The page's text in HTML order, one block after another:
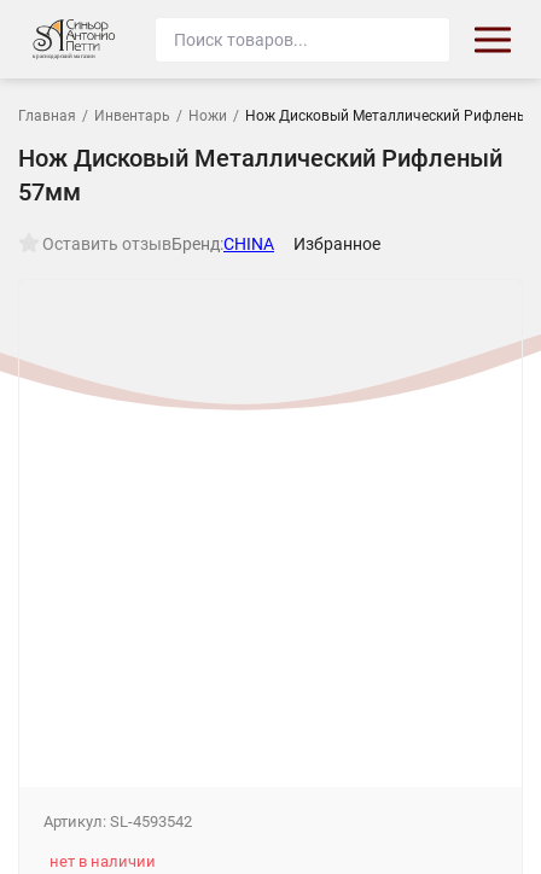
Главная / Инвентарь / Ножи / Нож Дисковый Металлический
Нож Дисковый Металлический Рифленый
57мм
Оставить отзывБренд:CHINA Избранное
Артикул: SL-4593542
нет в наличии